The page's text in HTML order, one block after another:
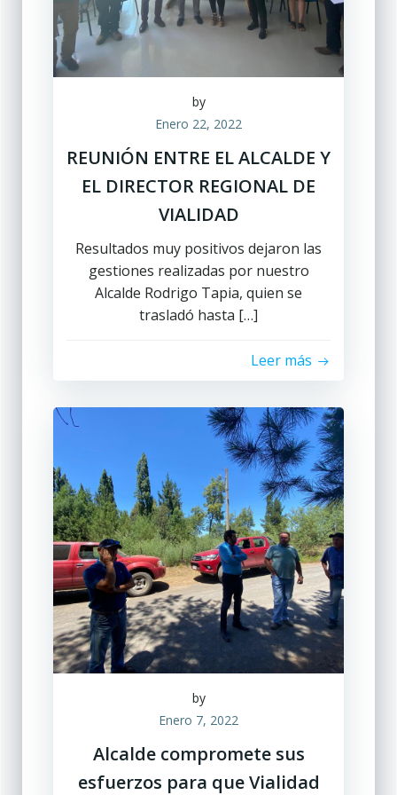
by
Enero 22, 2022
REUNIÓN ENTRE EL ALCALDE Y
EL DIRECTOR REGIONAL DE
VIALIDAD
Resultados muy positivos dejaron las
gestiones realizadas por nuestro
Alcalde Rodrigo Tapia, quien se
trasladó hasta […]
Leer más
by
Enero 7, 2022
Alcalde compromete sus
esfuerzos para que Vialidad